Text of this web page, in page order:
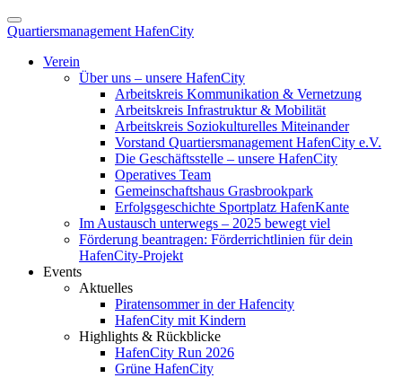
Quartiersmanagement HafenCity
Verein
Über uns – unsere HafenCity
Arbeitskreis Kommunikation & Vernetzung
Arbeitskreis Infrastruktur & Mobilität
Arbeitskreis Soziokulturelles Miteinander
Vorstand Quartiersmanagement HafenCity e.V.
Die Geschäftsstelle – unsere HafenCity
Operatives Team
Gemeinschaftshaus Grasbrookpark
Erfolgsgeschichte Sportplatz HafenKante
Im Austausch unterwegs – 2025 bewegt viel
Förderung beantragen: Förderrichtlinien für dein
HafenCity-Projekt
Events
Aktuelles
Piratensommer in der Hafencity
HafenCity mit Kindern
Highlights & Rückblicke
HafenCity Run 2026
Grüne HafenCity